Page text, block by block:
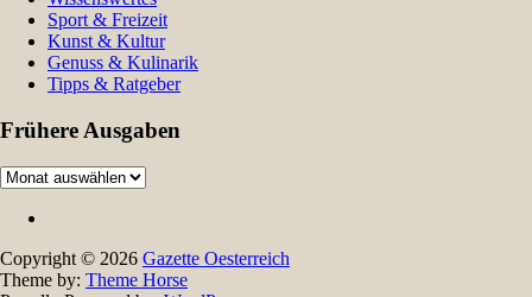
Sport & Freizeit
Kunst & Kultur
Genuss & Kulinarik
Tipps & Ratgeber
Frühere Ausgaben
Frühere
Copyright © 2026 Gazette Oesterreich
Theme by: Theme Horse